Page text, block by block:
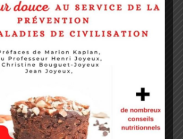
followup comments via e-mail. You can
without commenting.